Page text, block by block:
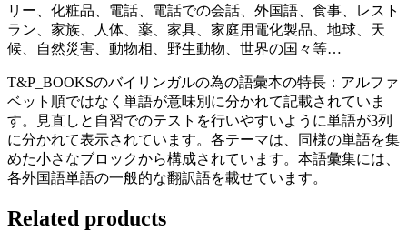
リー、化粧品、電話、電話での会話、外国語、食事、レスト
ラン、家族、人体、薬、家具、家庭用電化製品、地球、天
候、自然災害、動物相、野生動物、世界の国々等…
T&P_BOOKSのバイリンガルの為の語彙本の特長：アルファ
ベット順ではなく単語が意味別に分かれて記載されていま
す。見直しと自習でのテストを行いやすいように単語が3列
に分かれて表示されています。各テーマは、同様の単語を集
めた小さなブロックから構成されています。本語彙集には、
各外国語単語の一般的な翻訳語を載せています。
Related products